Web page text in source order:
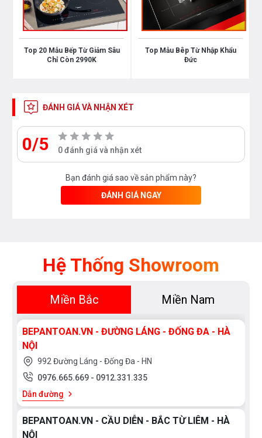
Top 20 Mẫu Bếp Từ Giảm Sâu
Chỉ Còn 2990K
Top Mẫu Bêp Từ Nhập Khẩu
Đức
ĐÁNH GIÁ VÀ NHẬN XÉT
0/5 0 đánh giá và nhận xét
Bạn đánh giá sao về sản phẩm này?
ĐÁNH GIÁ NGAY
Hệ Thống Showroom
Miền Bắc Miền Nam
BEPANTOAN.VN - ĐƯỜNG LÁNG - ĐỐNG ĐA - HÀ
NỘI
992 Đường Láng - Đống Đa - HN
0976.665.669 - 0912.331.335
Dẫn đường
BEPANTOAN.VN - CẦU DIỄN - BẮC TỪ LIÊM - HÀ
NỘI